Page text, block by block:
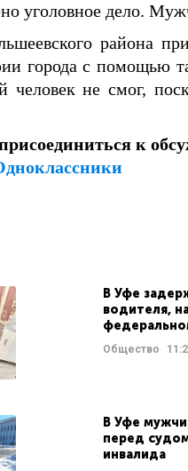
уголовное дело.
района
города с помощью
не смог,
к
В Уфе
водителя,
Общество
В Уфе
перед
инвалида